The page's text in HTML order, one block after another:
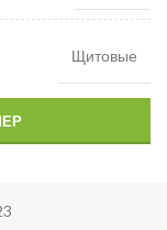
Щитовые